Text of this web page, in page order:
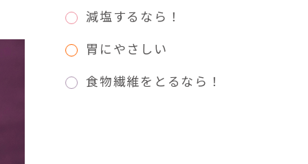
減塩するなら！
胃にやさしい
食物繊維をとるなら！